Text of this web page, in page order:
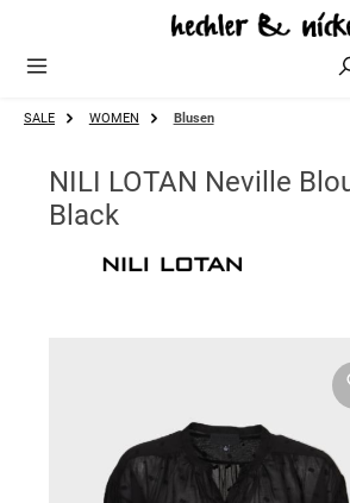
Zum Hauptinhalt springen
SALE WOMEN Blusen
NILI LOTAN Neville
Black